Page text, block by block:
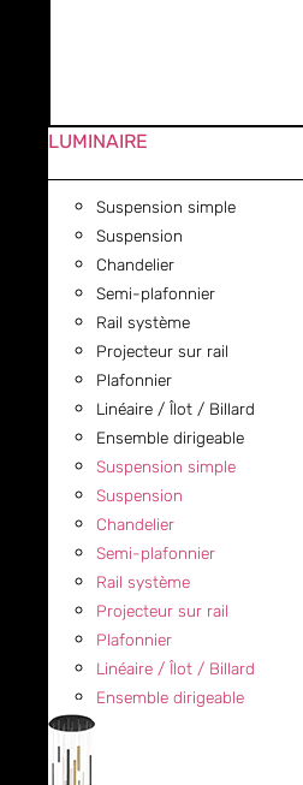
LUMINAIRE
Suspension simple
Suspension
Chandelier
Semi-plafonnier
Rail système
Projecteur sur rail
Plafonnier
Linéaire / Îlot / Billard
Ensemble dirigeable
Suspension simple
Suspension
Chandelier
Semi-plafonnier
Rail système
Projecteur sur rail
Plafonnier
Linéaire / Îlot / Billard
Ensemble dirigeable